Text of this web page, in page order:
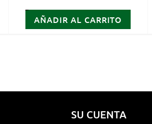
AÑADIR AL CARRITO
SU CUENTA